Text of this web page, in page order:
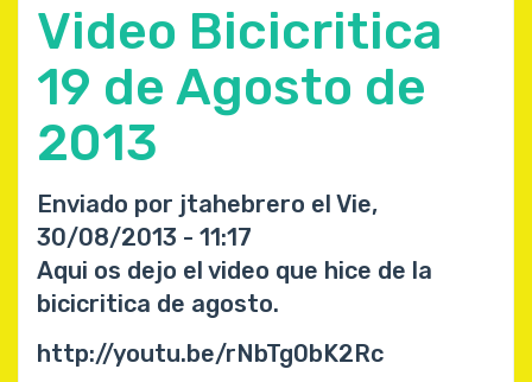
Video Bicicritica
19 de Agosto de
2013
Enviado por jtahebrero el Vie,
30/08/2013 - 11:17
Aqui os dejo el video que hice de la
bicicritica de agosto.
http://youtu.be/rNbTg0bK2Rc